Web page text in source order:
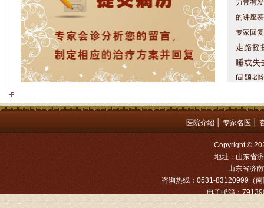
的讲座
专家回
走路摇
睡或失
问题都
方案，
是：
姓名：
病情描
专家回
姓名：
病情描
医院介绍 专家名医
Copyright ©
地址：山东省
山东省济南
咨询热线：0531-83120999（
电子邮箱：